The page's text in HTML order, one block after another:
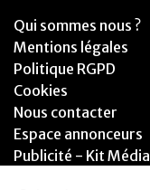
Qui sommes nous ?
Mentions légales
Politique RGPD
Cookies
Nous contacter
Espace annonceurs
Publicité - Kit Média